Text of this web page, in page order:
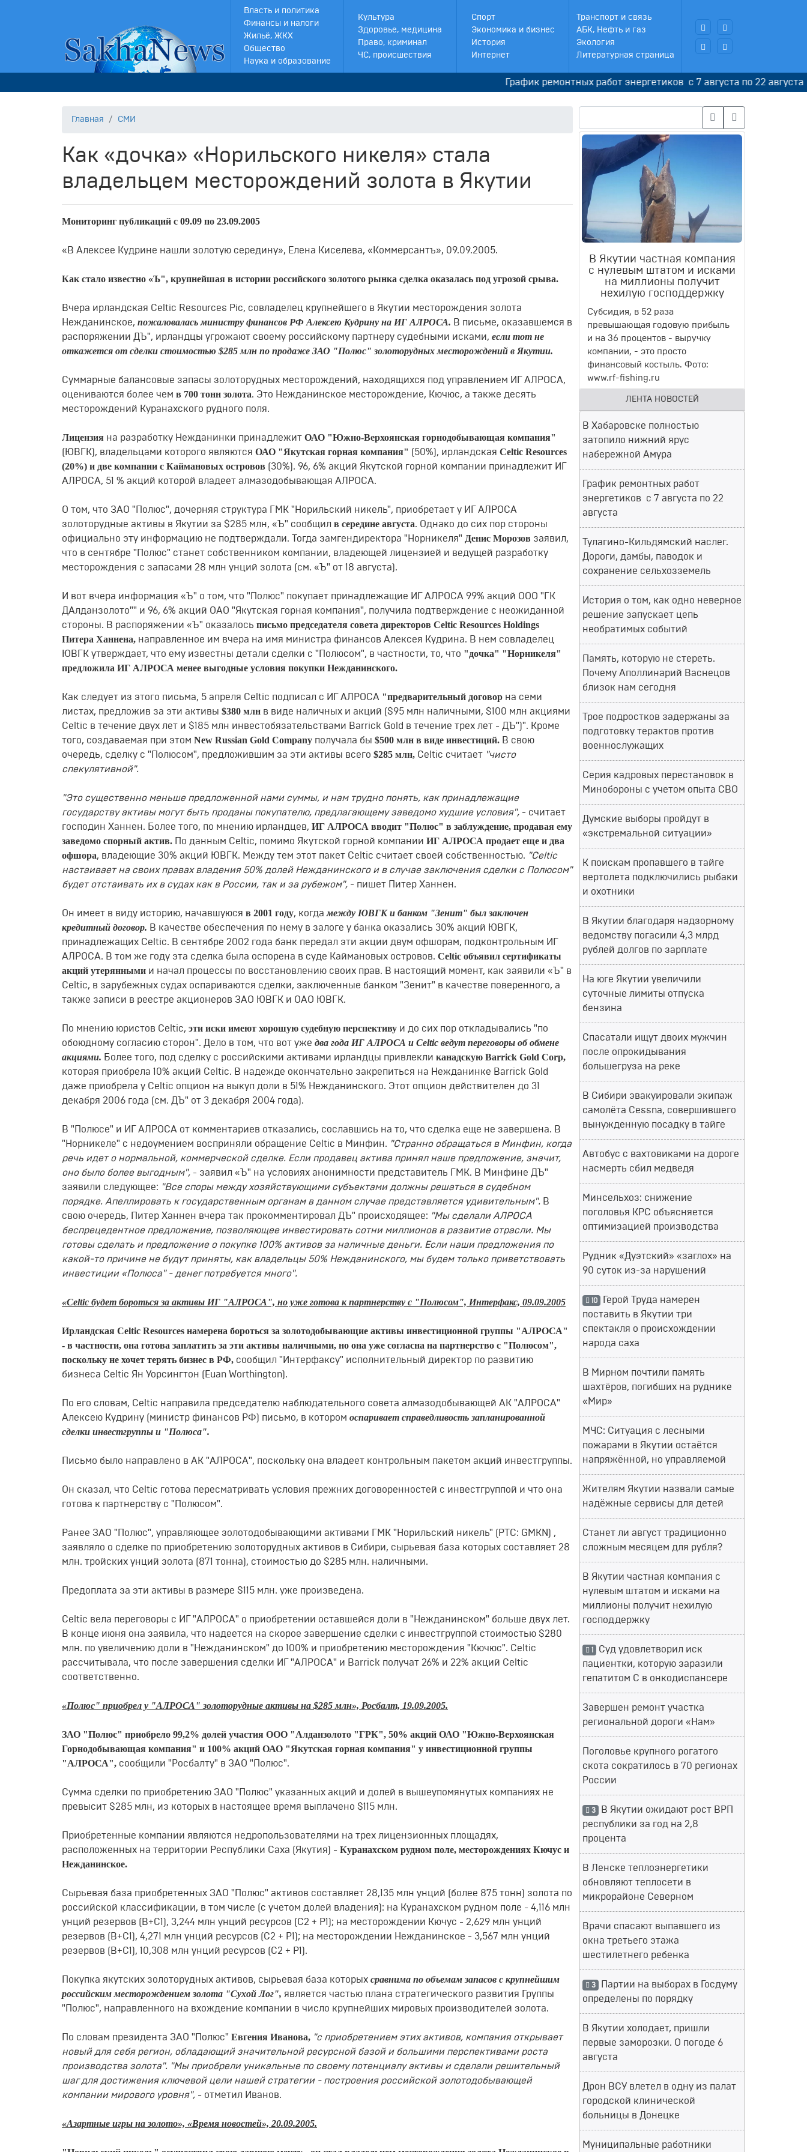
Власть и политика
Финансы и налоги
Жильё, ЖКХ
Общество
Наука и образование
Культура
Здоровье, медицина
Право, криминал
ЧС, происшествия
Спорт
Экономика и бизнес
История
Интернет
Транспорт и связь
АБК, Нефть и газ
Экология
Литературная страница
График ремонтных работ энергетиков с 7 августа по 22 августа
Главная СМИ
Как «дочка» «Норильского никеля» стала
владельцем месторождений золота в Якутии
Мониторинг публикаций с 09.09 по 23.09.2005
«В Алексее Кудрине нашли золотую середину», Елена Киселева, «Коммерсантъ», 09.09.2005.
Как стало известно «Ъ", крупнейшая в истории российского золотого рынка сделка оказалась под угрозой срыва.
Вчера ирландская Сеltiс Rеsоurсеs Рiс, совладелец крупнейшего в Якутии месторождения золота
Нежданинское, пожаловалась министру финансов РФ Алексею Кудрину на ИГ АЛРОСА. В письме, оказавшемся в
распоряжении ДЪ", ирландцы угрожают своему российскому партнеру судебными исками, если тот не
откажется от сделки стоимостью $285 млн по продаже ЗАО "Полюс" золоторудных месторождений в Якутии.
Суммарные балансовые запасы золоторудных месторождений, находящихся под управлением ИГ АЛРОСА,
оцениваются более чем в 700 тонн золота. Это Нежданинское месторождение, Кючюс, а также десять
месторождений Куранахского рудного поля.
Лицензия на разработку Нежданинки принадлежит ОАО "Южно-Верхоянская горнодобывающая компания"
(ЮВГК), владельцами которого являются ОАО "Якутская горная компания" (50%), ирландская Сеltiс Rеsоurсеs
(20%) и две компании с Каймановых островов (30%). 96, 6% акций Якутской горной компании принадлежит ИГ
АЛРОСА, 51 % акций которой владеет алмазодобывающая АЛРОСА.
О том, что ЗАО "Полюс", дочерняя структура ГМК "Норильский никель", приобретает у ИГ АЛРОСА
золоторудные активы в Якутии за $285 млн, «Ъ" сообщил в середине августа. Однако до сих пор стороны
официально эту информацию не подтверждали. Тогда замгендиректора "Норникеля" Денис Морозов заявил,
что в сентябре "Полюс" станет собственником компании, владеющей лицензией и ведущей разработку
месторождения с запасами 28 млн унций золота (см. «Ъ" от 18 августа).
И вот вчера информация «Ъ" о том, что "Полюс" покупает принадлежащие ИГ АЛРОСА 99% акций ООО "ГК
ДАлданзолото"" и 96, 6% акций ОАО "Якутская горная компания", получила подтверждение с неожиданной
стороны. В распоряжении «Ъ" оказалось письмо председателя совета директоров Сеltiс Rеsоurсеs Ноldings
Питера Ханнена, направленное им вчера на имя министра финансов Алексея Кудрина. В нем совладелец
ЮВГК утверждает, что ему известны детали сделки с "Полюсом", в частности, то, что "дочка" "Норникеля"
предложила ИГ АЛРОСА менее выгодные условия покупки Нежданинского.
Как следует из этого письма, 5 апреля Сеltiс подписал с ИГ АЛРОСА "предварительный договор на семи
листах, предложив за эти активы $380 млн в виде наличных и акций ($95 млн наличными, $100 млн акциями
Сеltiс в течение двух лет и $185 млн инвестобязательствами Ваrriсk Gоld в течение трех лет - ДЪ")". Кроме
того, создаваемая при этом Nеw Russiаn Gоld Соmраnу получала бы $500 млн в виде инвестиций. В свою
очередь, сделку с "Полюсом", предложившим за эти активы всего $285 млн, Сеltiс считает "чисто
спекулятивной".
"Это существенно меньше предложенной нами суммы, и нам трудно понять, как принадлежащие
государству активы могут быть проданы покупателю, предлагающему заведомо худшие условия", - считает
господин Ханнен. Более того, по мнению ирландцев, ИГ АЛРОСА вводит "Полюс" в заблуждение, продавая ему
заведомо спорный актив.
По данным Сеltiс, помимо Якутской горной компании ИГ АЛРОСА продает еще и два
офшора, владеющие 30% акций ЮВГК. Между тем этот пакет Сеltiс считает своей собственностью. "Сеltiс
настаивает на своих правах владения 50% долей Нежданинского и в случае заключения сделки с Полюсом"
будет отстаивать их в судах как в России, так и за рубежом", - пишет Питер Ханнен.
Он имеет в виду историю, начавшуюся в 2001 году, когдамежду ЮВГК и банком "Зенит" был заключен
кредитный договор. В качестве обеспечения по нему в залоге у банка оказались 30% акций ЮВГК,
принадлежащих Сеltiс. В сентябре 2002 года банк передал эти акции двум офшорам, подконтрольным ИГ
АЛРОСА. В том же году эта сделка была оспорена в суде Каймановых островов. Сеltiс объявил сертификаты
акций утерянными и начал процессы по восстановлению своих прав. В настоящий момент, как заявили «Ъ" в
Сеltiс, в зарубежных судах оспариваются сделки, заключенные банком "Зенит" в качестве поверенного, а
также записи в реестре акционеров ЗАО ЮВГК и ОАО ЮВГК.
По мнению юристов Сеltiс, эти иски имеют хорошую судебную перспективу и до сих пор откладывались "по
обоюдному согласию сторон". Дело в том, что вот уже два года ИГ АЛРОСА и Сеltiс ведут переговоры об обмене
акциями. Более того, под сделку с российскими активами ирландцы привлекли канадскую Ваrriсk Gоld Соrр,
которая приобрела 10% акций Сеltiс. В надежде окончательно закрепиться на Нежданинке Ваrriсk Gоld
даже приобрела у Сеltiс опцион на выкуп доли в 51% Нежданинского. Этот опцион действителен до 31
декабря 2006 года (см. ДЪ" от 3 декабря 2004 года).
В "Полюсе" и ИГ АЛРОСА от комментариев отказались, сославшись на то, что сделка еще не завершена. В
"Норникеле" с недоумением восприняли обращение Сеltiс в Минфин. "Странно обращаться в Минфин, когда
речь идет о нормальной, коммерческой сделке. Если продавец актива принял наше предложение, значит,
оно было более выгодным", - заявил «Ъ" на условиях анонимности представитель ГМК. В Минфине ДЪ"
заявили следующее: "Все споры между хозяйствующими субъектами должны решаться в судебном
порядке. Апеллировать к государственным органам в данном случае представляется удивительным". В
свою очередь, Питер Ханнен вчера так прокомментировал ДЪ" происходящее: "Мы сделали АЛРОСА
беспрецедентное предложение, позволяющее инвестировать сотни миллионов в развитие отрасли. Мы
готовы сделать и предложение о покупке 100% активов за наличные деньги. Если наши предложения по
какой-то причине не будут приняты, как владельцы 50% Нежданинского, мы будем только приветствовать
инвестиции «Полюса" - денег потребуется много".
«Сеltiс будет бороться за активы ИГ "АЛРОСА", но уже готова к партнерству с "Полюсом", Интерфакс, 09.09.2005
Ирландская Сеltiс Rеsоurсеs намерена бороться за золотодобывающие активы инвестиционной группы "АЛРОСА"
- в частности, она готова заплатить за эти активы наличными, но она уже согласна на партнерство с "Полюсом",
поскольку не хочет терять бизнес в РФ, сообщил "Интерфаксу" исполнительный директор по развитию
бизнеса Сеltiс Ян Уорсингтон (Еuаn Wоrthingtоn).
По его словам, Сеltiс направила председателю наблюдательного совета алмазодобывающей АК "АЛРОСА"
Алексею Кудрину (министр финансов РФ) письмо, в котором оспаривает справедливость запланированной
сделки инвестгруппы и "Полюса".
Письмо было направлено в АК "АЛРОСА", поскольку она владеет контрольным пакетом акций инвестгруппы.
Он сказал, что Сеltiс готова пересматривать условия прежних договоренностей с инвестгруппой и что она
готова к партнерству с "Полюсом".
Ранее ЗАО "Полюс", управляющее золотодобывающими активами ГМК "Норильский никель" (РТС: GМКN) ,
заявляло о сделке по приобретению золоторудных активов в Сибири, сырьевая база которых составляет 28
млн. тройских унций золота (871 тонна), стоимостью до $285 млн. наличными.
Предоплата за эти активы в размере $115 млн. уже произведена.
Сеltiс вела переговоры с ИГ "АЛРОСА" о приобретении оставшейся доли в "Нежданинском" больше двух лет.
В конце июня она заявила, что надеется на скорое завершение сделки с инвестгруппой стоимостью $280
млн. по увеличению доли в "Нежданинском" до 100% и приобретению месторождения "Кючюс". Сеltiс
рассчитывала, что после завершения сделки ИГ "АЛРОСА" и Ваrriсk получат 26% и 22% акций Сеltiс
соответственно.
«Полюс" приобрел у "АЛРОСА" золоторудные активы на $285 млн», Росбалт, 19.09.2005.
ЗАО "Полюс" приобрело 99,2% долей участия ООО "Алданзолото "ГРК", 50% акций ОАО "Южно-Верхоянская
Горнодобывающая компания" и 100% акций ОАО "Якутская горная компания" у инвестиционной группы
"АЛРОСА", сообщили "Росбалту" в ЗАО "Полюс".
Сумма сделки по приобретению ЗАО "Полюс" указанных акций и долей в вышеупомянутых компаниях не
превысит $285 млн, из которых в настоящее время выплачено $115 млн.
Приобретенные компании являются недропользователями на трех лицензионных площадях,
расположенных на территории Республики Саха (Якутия) - Куранахском рудном поле, месторождениях Кючус и
Нежданинское.
Сырьевая база приобретенных ЗАО "Полюс" активов составляет 28,135 млн унций (более 875 тонн) золота по
российской классификации, в том числе (с учетом долей владения): на Куранахском рудном поле - 4,116 млн
унций резервов (В+С1), 3,244 млн унций ресурсов (С2 + Р1); на месторождении Кючус - 2,629 млн унций
резервов (В+С1), 4,271 млн унций ресурсов (С2 + Р1); на месторождении Нежданинское - 3,567 млн унций
резервов (В+С1), 10,308 млн унций ресурсов (С2 + Р1).
Покупка якутских золоторудных активов, сырьевая база которых сравнима по объемам запасов с крупнейшим
российским месторождением золота "Сухой Лог", является частью плана стратегического развития Группы
"Полюс", направленного на вхождение компании в число крупнейших мировых производителей золота.
По словам президента ЗАО "Полюс" Евгения Иванова, "с приобретением этих активов, компания открывает
новый для себя регион, обладающий значительной ресурсной базой и большими перспективами роста
производства золота". "Мы приобрели уникальные по своему потенциалу активы и сделали решительный
шаг для достижения ключевой цели нашей стратегии - построения российской золотодобывающей
компании мирового уровня", - отметил Иванов.
«Азартные игры на золото», «Время новостей», 20.09.2005.
В Якутии частная компания
с нулевым штатом и исками
на миллионы получит
нехилую господдержку
Субсидия, в 52 раза
превышающая годовую прибыль
и на 36 процентов - выручку
компании, - это просто
финансовый костыль. Фото:
www.rf-fishing.ru
ЛЕНТА НОВОСТЕЙ
В Хабаровске полностью
затопило нижний ярус
набережной Амура
График ремонтных работ
энергетиков с 7 августа по 22
августа
Тулагино-Кильдямский наслег.
Дороги, дамбы, паводок и
сохранение сельхозземель
История о том, как одно неверное
решение запускает цепь
необратимых событий
Память, которую не стереть.
Почему Аполлинарий Васнецов
близок нам сегодня
Трое подростков задержаны за
подготовку терактов против
военнослужащих
Серия кадровых перестановок в
Минобороны с учетом опыта СВО
Думские выборы пройдут в
«экстремальной ситуации»
К поискам пропавшего в тайге
вертолета подключились рыбаки
и охотники
В Якутии благодаря надзорному
ведомству погасили 4,3 млрд
рублей долгов по зарплате
На юге Якутии увеличили
суточные лимиты отпуска
бензина
Спасатали ищут двоих мужчин
после опрокидывания
большегруза на реке
В Сибири эвакуировали экипаж
самолёта Cessna, совершившего
вынужденную посадку в тайге
Автобус с вахтовиками на дороге
насмерть сбил медведя
Минсельхоз: снижение
поголовья КРС объясняется
оптимизацией производства
Рудник «Дуэтский» «заглох» на
90 суток из-за нарушений
10 Герой Труда намерен
поставить в Якутии три
спектакля о происхождении
народа саха
В Мирном почтили память
шахтёров, погибших на руднике
«Мир»
МЧС: Ситуация с лесными
пожарами в Якутии остаётся
напряжённой, но управляемой
Жителям Якутии назвали самые
надёжные сервисы для детей
Станет ли август традиционно
сложным месяцем для рубля?
В Якутии частная компания с
нулевым штатом и исками на
миллионы получит нехилую
господдержку
1 Суд удовлетворил иск
пациентки, которую заразили
гепатитом С в онкодиспансере
Завершен ремонт участка
региональной дороги «Нам»
Поголовье крупного рогатого
скота сократилось в 70 регионах
России
3 В Якутии ожидают рост ВРП
республики за год на 2,8
процента
В Ленске теплоэнергетики
обновляют теплосети в
микрорайоне Северном
Врачи спасают выпавшего из
окна третьего этажа
шестилетнего ребенка
3 Партии на выборах в Госдуму
определены по порядку
В Якутии холодает, пришли
первые заморозки. О погоде 6
августа
Дрон ВСУ влетел в одну из палат
городской клинической
больницы в Донецке
Муниципальные работники